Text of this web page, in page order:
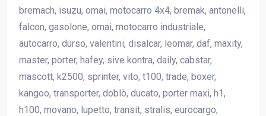
bremach, isuzu, omai, motocarro 4x4, bremak, antonelli,
falcon, gasolone, omai, motocarro industriale,
autocarro, durso, valentini, disalcar, leomar, daf, maxity,
master, porter, hafey, sive kontra, daily, cabstar,
mascott, k2500, sprinter, vito, t100, trade, boxer,
kangoo, transporter, doblò, ducato, porter maxi, h1,
h100, movano, lupetto, transit, stralis, eurocargo,